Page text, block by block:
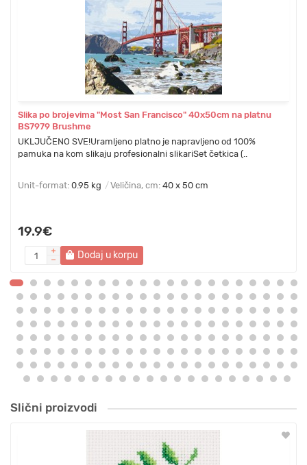
Slika po brojevima "Most San Francisco" 40x50cm na platnu
BS7979 Brushme
UKLJUČENO SVE!Uramljeno platno je napravljeno od 100%
pamuka na kom slikaju profesionalni slikariSet četkica (..
Unit-format: 0.95 kg Veličina, cm: 40 x 50 cm
19.9€
Dodaj u korpu
Slični proizvodi